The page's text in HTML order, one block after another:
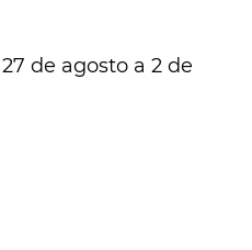
de agosto a 2 de